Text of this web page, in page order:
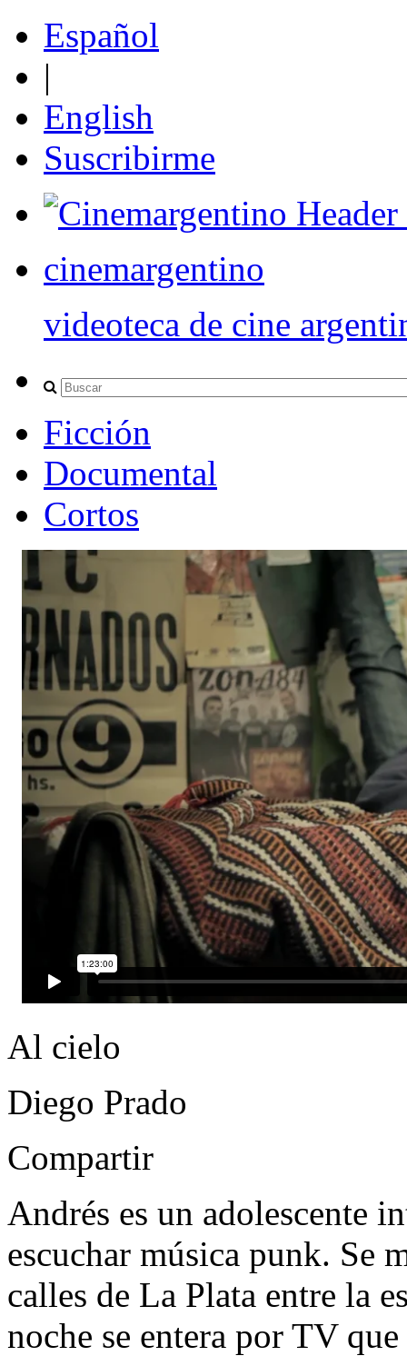
Español
|
English
Suscribirme
cinemargentino
videoteca de cine
Ficción
Documental
Cortos
Al cielo
Diego Prado
Compartir
Andrés es un adolescente
escuchar música punk. Se
calles de La Plata entre la
noche se entera por TV